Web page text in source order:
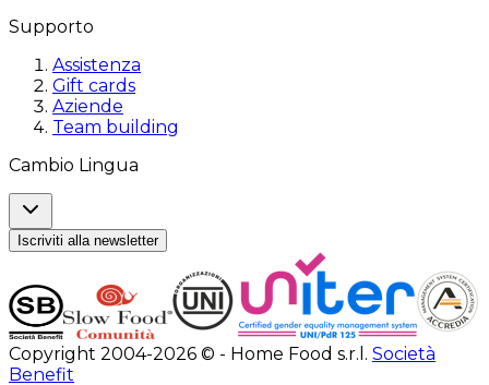
Supporto
Assistenza
Gift cards
Aziende
Team building
Cambio Lingua
Iscriviti alla newsletter
Copyright 2004-2026 © - Home Food s.r.l. Società
Benefit